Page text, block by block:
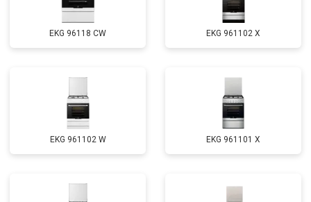
EKG 96118 CW EKG 961102 X
EKG 961102 W EKG 961101 X